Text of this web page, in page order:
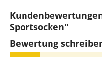
Sportsocken"
Bewertung